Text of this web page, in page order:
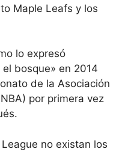
Maple Leafs y los
lo expresó
bosque» en 2014
de la Asociación
por primera vez
no existan los